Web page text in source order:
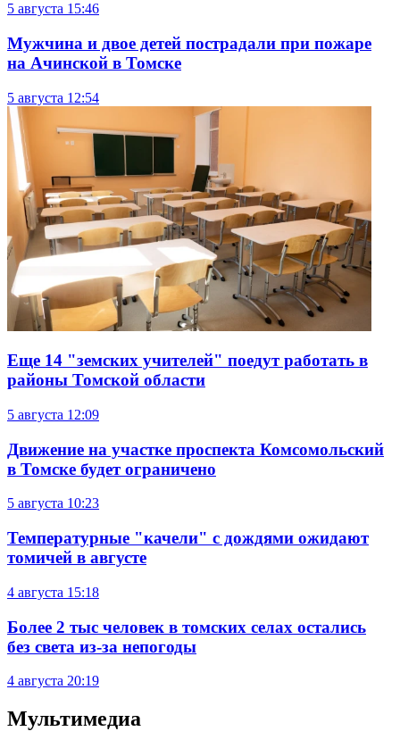
5 августа 15:46
Мужчина и двое детей пострадали при пожаре
на Ачинской в Томске
5 августа 12:54
Еще 14 "земских учителей" поедут работать в
районы Томской области
5 августа 12:09
Движение на участке проспекта Комсомольский
в Томске будет ограничено
5 августа 10:23
Температурные "качели" с дождями ожидают
томичей в августе
4 августа 15:18
Более 2 тыс человек в томских селах остались
без света из-за непогоды
4 августа 20:19
Мультимедиа